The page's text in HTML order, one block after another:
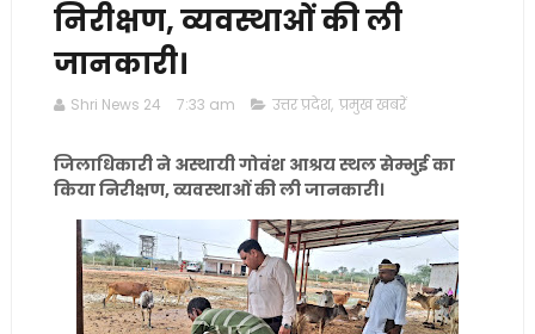
निरीक्षण, व्यवस्थाओं की ली
जानकारी।
Shri News 24 7:33 am उत्तर प्रदेश, प्रमुख खबरें
जिलाधिकारी ने अस्थायी गोवंश आश्रय स्थल सेम्भुई का
किया निरीक्षण, व्यवस्थाओं की ली जानकारी।